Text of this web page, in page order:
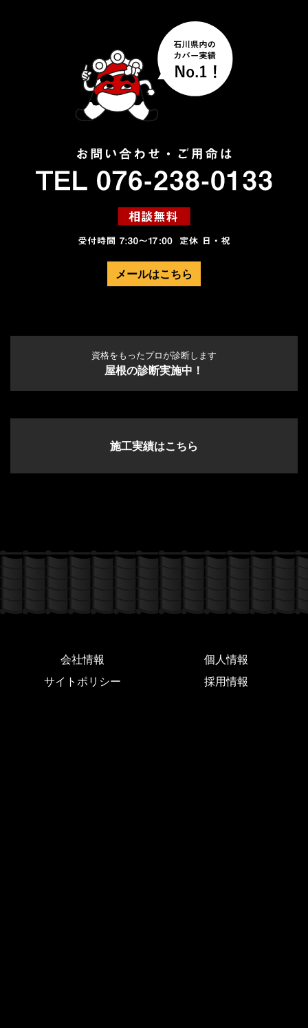
メールはこちら
資格をもったプロが診断します
屋根の診断実施中！
施工実績はこちら
会社情報
個人情報
サイトポリシー
採用情報